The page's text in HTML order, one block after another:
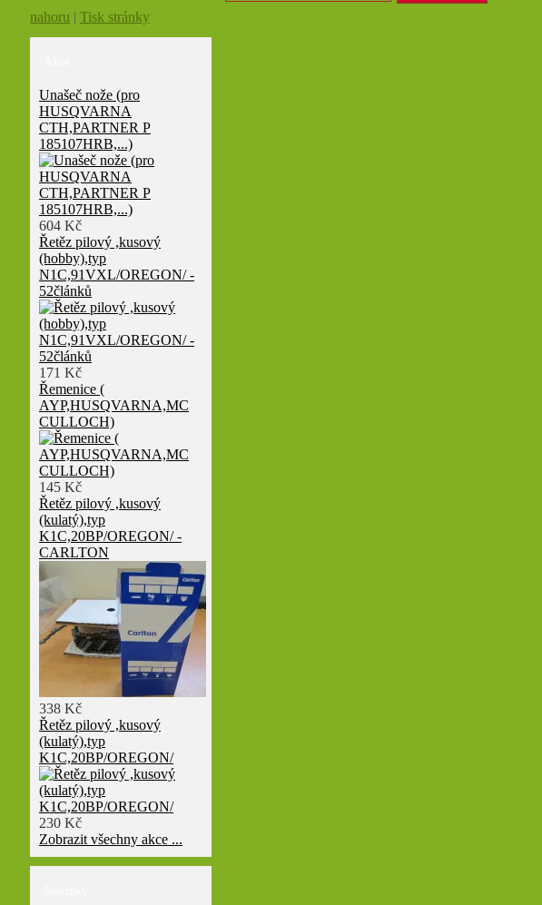
nahoru | Tisk stránky
Unašeč nože (pro
HUSQVARNA
CTH,PARTNER P
185107HRB,...)
604 Kč
Řetěz pilový ,kusový
(hobby),typ
N1C,91VXL/OREGON/ -
52článků
171 Kč
Řemenice (
AYP,HUSQVARNA,MC
CULLOCH)
145 Kč
Řetěz pilový ,kusový
(kulatý),typ
K1C,20BP/OREGON/ -
CARLTON
338 Kč
Řetěz pilový ,kusový
(kulatý),typ
K1C,20BP/OREGON/
230 Kč
Zobrazit všechny akce ...